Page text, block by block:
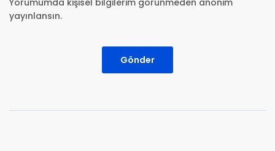
Yorumumda kişisel bilgilerim görünmeden anonim
yayınlansın.
Gönder